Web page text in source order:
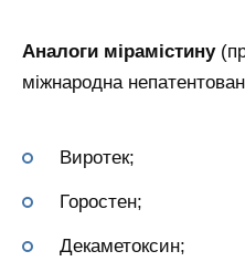
Аналоги мірамістину
міжнародна
Виротек;
Горостен;
Декаметоксин;